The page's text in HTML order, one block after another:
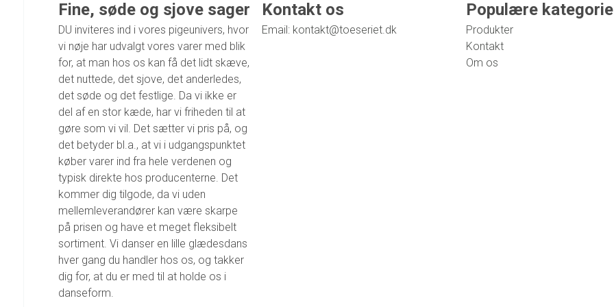
Fine, søde og sjove sager
DU inviteres ind i vores pigeunivers, hvor
vi nøje har udvalgt vores varer med blik
for, at man hos os kan få det lidt skæve,
det nuttede, det sjove, det anderledes,
det søde og det festlige. Da vi ikke er
del af en stor kæde, har vi friheden til at
gøre som vi vil. Det sætter vi pris på, og
det betyder bl.a., at vi i udgangspunktet
køber varer ind fra hele verdenen og
typisk direkte hos producenterne. Det
kommer dig tilgode, da vi uden
mellemleverandører kan være skarpe
på prisen og have et meget fleksibelt
sortiment. Vi danser en lille glædesdans
hver gang du handler hos os, og takker
dig for, at du er med til at holde os i
danseform.
Kontakt os
Email: kontakt@toeseriet.dk
Populære
Produkter
Kontakt
Om os